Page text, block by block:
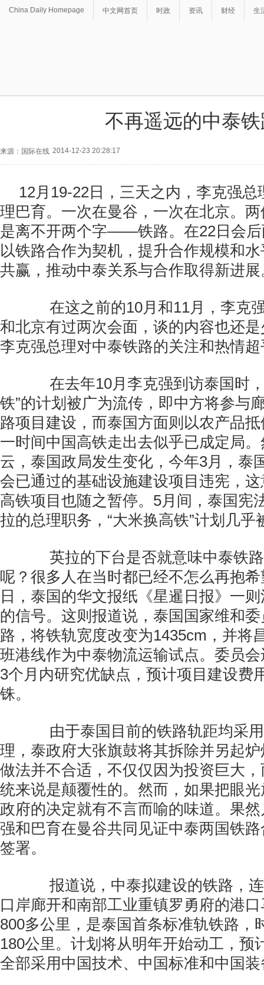
China Daily Homepage 中文网首页 时政 资讯 财经 生
不再遥远的中泰
来源：国际在线 2014-12-23 20:28:17
12月19-22日，三天之内，李克强
理巴育。一次在曼谷，一次在北京。
是离不开两个字——铁路。在22日会后
以铁路合作为契机，提升合作规模和
共赢，推动中泰关系与合作取得新进展
在这之前的10月和11月，李克
和北京有过两次会面，谈的内容也还
李克强总理对中泰铁路的关注和热情
在去年10月李克强到访泰国时，
铁”的计划被广为流传，即中方将参与
路项目建设，而泰国方面则以农产品
一时间中国高铁走出去似乎已成定局
云，泰国政局发生变化，今年3月，泰
会已通过的基础设施建设项目违宪，
高铁项目也随之暂停。5月间，泰国宪
拉的总理职务，“大米换高铁”计划几乎
英拉的下台是否就意味中泰铁路
呢？很多人在当时都已经不怎么再抱
日，泰国的华文报纸《星暹日报》一
的信号。这则报道说，泰国国家维和
路，将铁轨宽度改变为1435cm，并将
班港线作为中泰物流运输试点。委员
3个月内研究优缺点，预计项目建设费
铢。
由于泰国目前的铁路轨距均采用
理，泰政府大张旗鼓将其拆除并另起
做法并不合适，不仅仅因为投资巨大
统来说是颠覆性的。然而，如果把眼
政府的决定就有不言而喻的味道。果
强和巴育在曼谷共同见证中泰两国铁
签署。
报道说，中泰拟建设的铁路，连
口岸廊开和南部工业重镇罗勇府的港
800多公里，是泰国首条标准轨铁路
180公里。计划将从明年开始动工，预
全部采用中国技术、中国标准和中国